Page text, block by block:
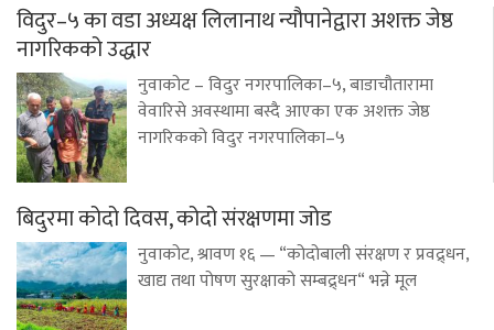
विदुर–५ का वडा अध्यक्ष लिलानाथ न्यौपानेद्वारा अशक्त जेष्ठ
नागरिकको उद्धार
नुवाकोट – विदुर नगरपालिका–५, बाडाचौतारामा
वेवारिसे अवस्थामा बस्दै आएका एक अशक्त जेष्ठ
नागरिकको विदुर नगरपालिका–५
बिदुरमा कोदो दिवस, कोदो संरक्षणमा जोड
नुवाकोट, श्रावण १६ — “कोदोबाली संरक्षण र प्रवद्र्धन,
खाद्य तथा पोषण सुरक्षाको सम्बद्र्धन“ भन्ने मूल